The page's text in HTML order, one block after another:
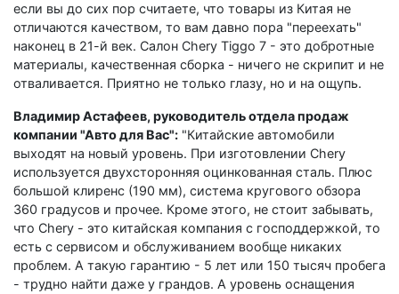
если вы до сих пор считаете, что товары из Китая не
отличаются качеством, то вам давно пора "переехать"
наконец в 21-й век. Салон Chery Tiggo 7 - это добротные
материалы, качественная сборка - ничего не скрипит и не
отваливается. Приятно не только глазу, но и на ощупь.
Владимир Астафеев, руководитель отдела продаж
компании "Авто для Вас": "Китайские автомобили
выходят на новый уровень. При изготовлении Chery
используется двухсторонняя оцинкованная сталь. Плюс
большой клиренс (190 мм), система кругового обзора
360 градусов и прочее. Кроме этого, не стоит забывать,
что Chery - это китайская компания с господдержкой, то
есть с сервисом и обслуживанием вообще никаких
проблем. А такую гарантию - 5 лет или 150 тысяч пробега
- трудно найти даже у грандов. А уровень оснащения